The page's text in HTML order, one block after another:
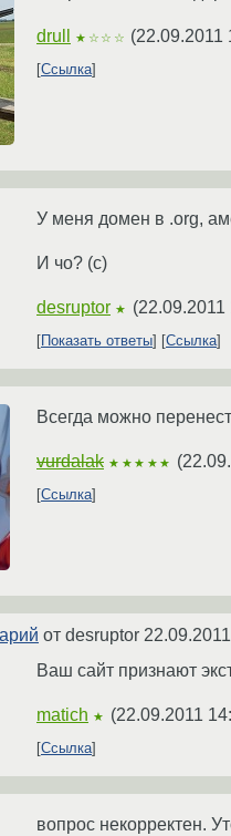
drull ★☆☆☆ (22.09.2011
Ссылка
У меня домен в .org,
И чо? (с)
desruptor ★ (22.09.2011
Показать ответы Ссылка
Всегда можно
vurdalak ★★★★★ (
Ссылка
от desruptor
Ваш сайт признают
matich ★ (22.09.2011
Ссылка
вопрос некорректен.